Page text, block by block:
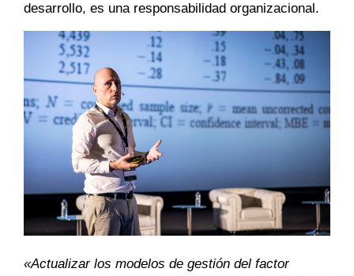
desarrollo, es una responsabilidad organizacional.
«Actualizar los modelos de gestión del factor